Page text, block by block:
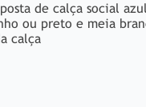
de calça social
ou preto e meia
calça